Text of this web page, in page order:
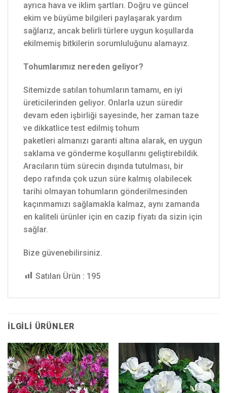
ayrıca hava ve iklim şartları. Doğru ve güncel
ekim ve büyüme bilgileri paylaşarak yardım
sağlarız, ancak belirli türlere uygun koşullarda
ekilmemiş bitkilerin sorumluluğunu alamayız.
Tohumlarımız nereden geliyor?
Sitemizde satılan tohumların tamamı, en iyi
üreticilerinden geliyor. Onlarla uzun süredir
devam eden işbirliği sayesinde, her zaman taze
ve dikkatlice test edilmiş tohum
paketleri almanızı garanti altına alarak, en uygun
saklama ve gönderme koşullarını geliştirebildik.
Aracıların tüm sürecin dışında tutulması, bir
depo rafında çok uzun süre kalmış olabilecek
tarihi olmayan tohumların gönderilmesinden
kaçınmamızı sağlamakla kalmaz, aynı zamanda
en kaliteli ürünler için en cazip fiyatı da sizin için
sağlar.
Bize güvenebilirsiniz.
Satılan Ürün : 195
İLGILI ÜRÜNLER